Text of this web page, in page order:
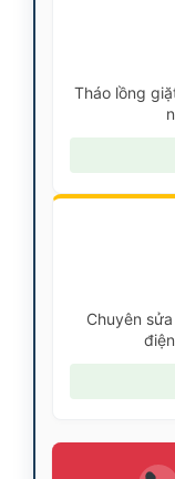
Tháo lồng
Chuyên